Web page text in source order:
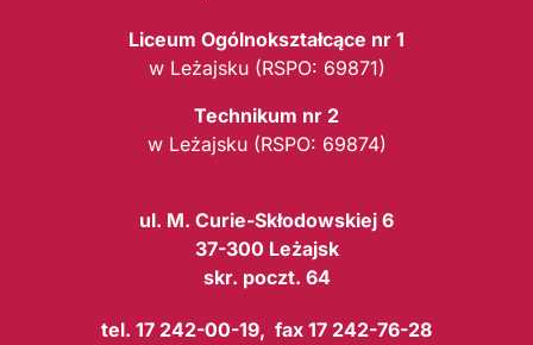
Liceum Ogólnokształcące nr 1
w Leżajsku (RSPO: 69871)
Technikum nr 2
w Leżajsku (RSPO: 69874)
ul. M. Curie-Skłodowskiej 6
37-300 Leżajsk
skr. poczt. 64
tel. 17 242-00-19, fax 17 242-76-28